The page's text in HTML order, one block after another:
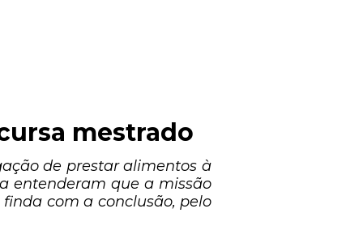
mestrado
de prestar alimentos à
entenderam que a missão
com a conclusão, pelo